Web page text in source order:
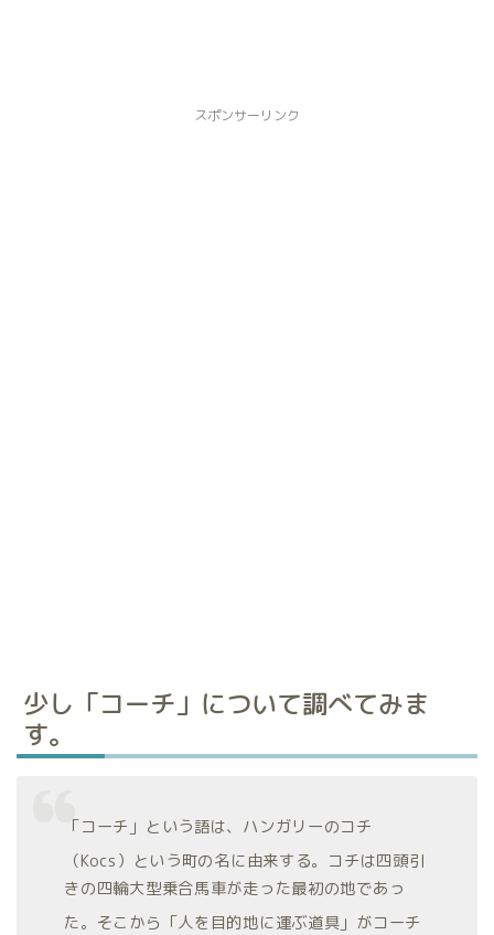
スポンサーリンク
少し「コーチ」について調べてみま
す。
「コーチ」という語は、ハンガリーのコチ
（Kocs）という町の名に由来する。コチは四頭引
きの四輪大型乗合馬車が走った最初の地であっ
た。そこから「人を目的地に運ぶ道具」がコーチ